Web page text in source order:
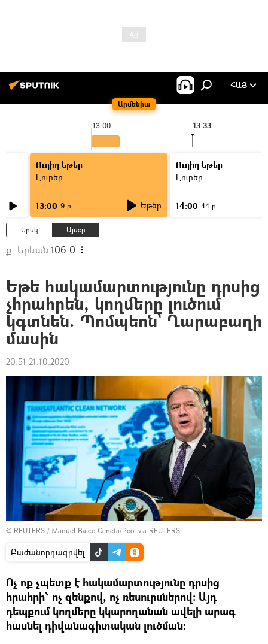
Արմենիա
ՀԱՅ
13:00 13:33
Ուղիղ եթեր
Լուրեր
13:00 9 ր Եթեր
Ուղիղ եթեր
Լուրեր
14:00 44 ր
Երեկ Այսօր
ք. Երևան 106.0
Եթե հակամարտությունը դրսից
չհրահրեն, կողմերը լուծում
կգտնեն. Պոմպեոն` Ղարաբաղի
մասին
20:51 21.10.2020
© REUTERS / Manuel Balce Ceneta/Pool via REUTERS
Բաժանորդագրվել
Ոչ ոք չպետք է հակամարտությունը դրսից
հրահրի՝ ոչ զենքով, ոչ ռեսուրսներով։ Այդ
դեպքում կողմերը կկարողանան ավելի արագ
հասնել դիվանագիտական լուծման։